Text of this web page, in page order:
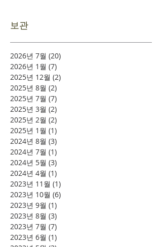
보관
2026년 7월 (20)
2026년 1월 (7)
2025년 12월 (2)
2025년 8월 (2)
2025년 7월 (7)
2025년 3월 (2)
2025년 2월 (2)
2025년 1월 (1)
2024년 8월 (3)
2024년 7월 (1)
2024년 5월 (3)
2024년 4월 (1)
2023년 11월 (1)
2023년 10월 (6)
2023년 9월 (1)
2023년 8월 (3)
2023년 7월 (7)
2023년 6월 (1)